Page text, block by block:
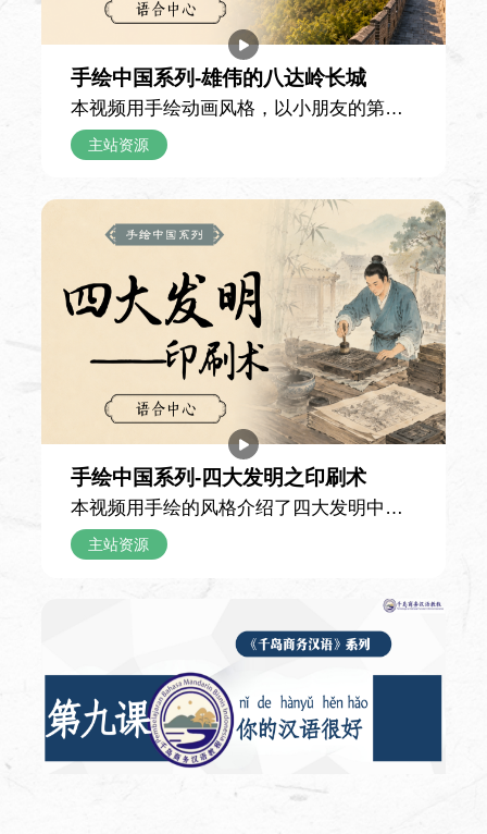
课程简介
讲解中国文学的性质、特点及其发生和发展
的规律，帮助学生科学地分析评价各个历史
时期的重要作家和代表作品。
大学英语（3）
课时
使用教材
课程简介
课程重点在核心词汇和语法点的掌握与运
用，旨在通过听说读写等技能训练，提高学
生英语综合交际能力。
中国文学（3）
课时
手绘中国系列-雄伟的八达岭长城
本视频用手绘动画风格，以小朋友的第一
人称日记口吻，记录一家人游览北京八达
长城的雄伟景致与千年故事，带领观众沉
浸式感受这座世界文化遗产的独特魅力。
日记里记录，当天由父亲驾车带全家前往
八达岭长城。抵达山脚下时，小男孩亲眼
见到了课本中描述的长城——它顺着连绵
的山脊铺展延伸，宛如一条雄伟的灰色巨
龙盘踞在青山之间，比他想象中更加壮阔
震撼。攀登途中，父亲向他讲解，长城的
雏形早在两千多年前便已出现，历经漫长
岁月留存至今；城墙每隔一段距离就有一
座高耸的建筑，其中烽火台是古代传递敌
情的信号站，敌楼则供守城士兵驻守屯
兵、存放物资。 游览途中，爷爷还讲了孟
姜女哭长城的古老传说，讲解了条石、城
砖、特制灰浆等修建材料，以及古人纯人
力运送物料的建造历程，并介绍了明长城
的总长规模。听完这些故事，小男孩不再
只将长城看作一道高墙，更读懂了它承载
的历史重量，也真切体会到了“不到长城非
主站资源
手绘中国系列-四大发明之印刷术
本视频用手绘的风格介绍了四大发明中的
印刷术，以细腻生动的手绘画面串联起这
拆解中国古代印刷技术从雏形到成熟的演
进之路，解锁藏在典籍与文字背后的古人
智慧。 视频首先回溯了印刷术的早期形态
——唐代的雕版印刷术。作为印刷技术的
重要开端，雕版印刷以整块木板为载体，
工匠将文字与图案反向雕刻于板面之上，
再刷墨覆纸完成印制。这项技术诞生后，
主站资源